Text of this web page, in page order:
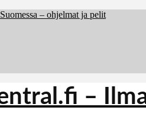
– ohjelmat ja pelit